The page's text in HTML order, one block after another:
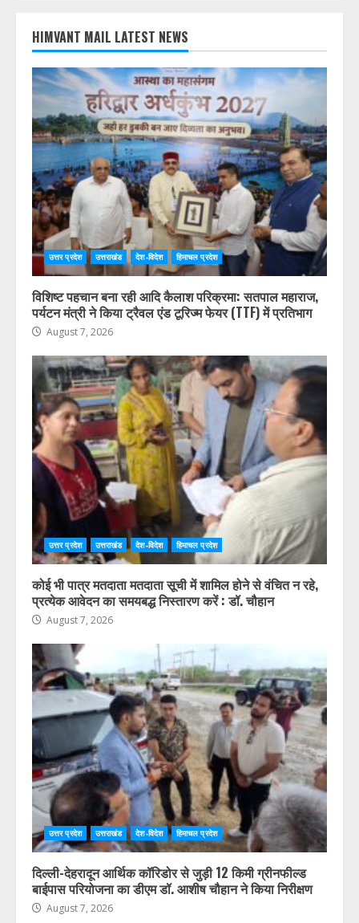
HIMVANT MAIL LATEST NEWS
उत्तर प्रदेश उत्तराखंड देश-विदेश हिमाचल प्रदेश
विशिष्ट पहचान बना रही आदि कैलाश परिक्रमा: सतपाल महाराज,
पर्यटन मंत्री ने किया ट्रैवल एंड टूरिज्म फेयर (TTF) में प्रतिभाग
August 7, 2026
उत्तर प्रदेश उत्तराखंड देश-विदेश हिमाचल प्रदेश
कोई भी पात्र मतदाता मतदाता सूची में शामिल होने से वंचित न रहे,
प्रत्येक आवेदन का समयबद्ध निस्तारण करें : डॉ. चौहान
August 7, 2026
उत्तर प्रदेश उत्तराखंड देश-विदेश हिमाचल प्रदेश
दिल्ली-देहरादून आर्थिक कॉरिडोर से जुड़ी 12 किमी ग्रीनफील्ड
बाईपास परियोजना का डीएम डॉ. आशीष चौहान ने किया निरीक्षण
August 7, 2026